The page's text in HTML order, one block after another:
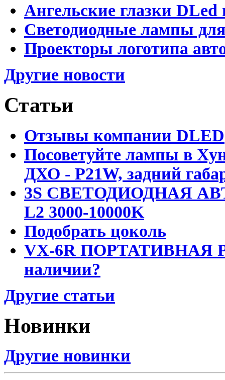
Ангельские глазки DLed
Светодиодные лампы
Проекторы логотипа
Другие новости
Статьи
Отзывы компании DLED
Посоветуйте лампы в
ДХО - P21W, задний
3S СВЕТОДИОДНАЯ
L2 3000-10000K
Подобрать цоколь
VX-6R ПОРТАТИВНАЯ
наличии?
Другие статьи
Новинки
Другие новинки